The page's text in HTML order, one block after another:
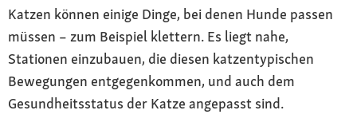
Katzen können einige Dinge, bei denen Hunde passen
müssen – zum Beispiel klettern. Es liegt nahe,
Stationen einzubauen, die diesen katzentypischen
Bewegungen entgegenkommen, und auch dem
Gesundheitsstatus der Katze angepasst sind.